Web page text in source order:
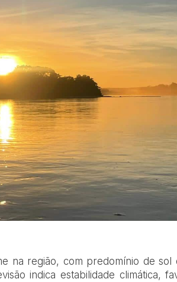
na região, com predomínio de sol
indica estabilidade climática,